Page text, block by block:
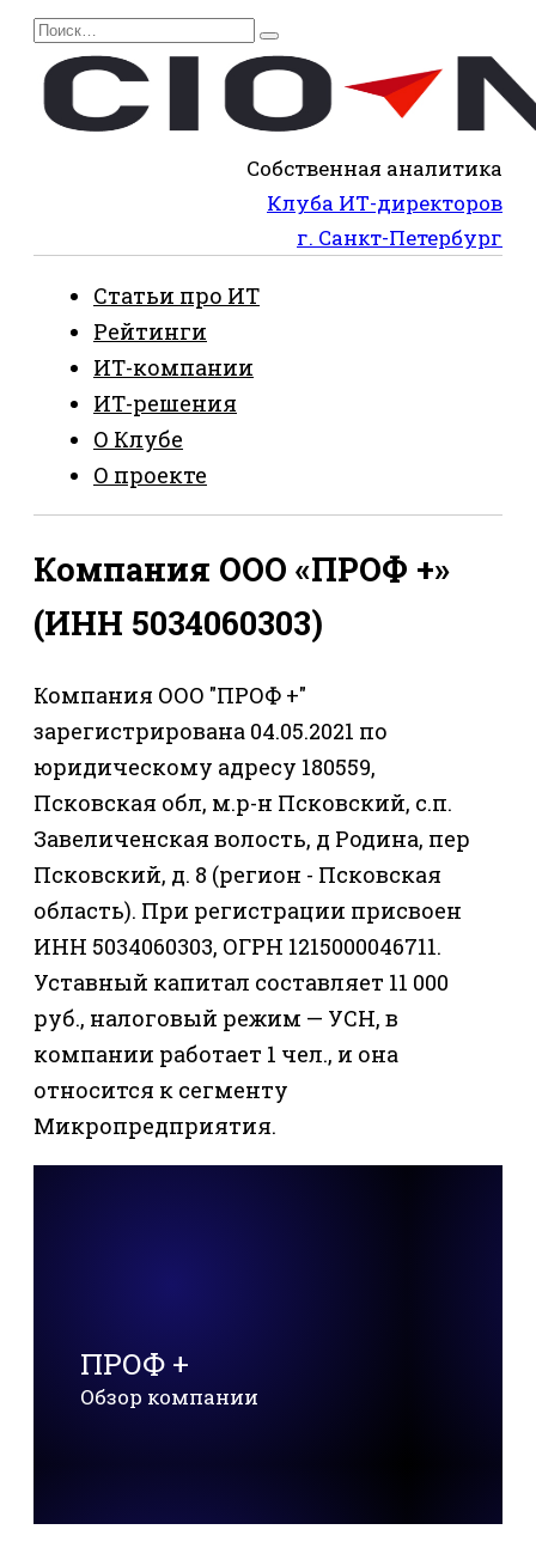
Перейти
содержанию
Search
for:
Собственная аналитика
Клуба ИТ-директоров
г. Санкт-Петербург
Статьи про ИТ
Рейтинги
ИТ-компании
ИТ-решения
О Клубе
О проекте
Компания ООО «ПРОФ +»
(ИНН 5034060303)
Компания ООО "ПРОФ +"
зарегистрирована 04.05.2021 по
юридическому адресу 180559,
Псковская обл, м.р-н Псковский, с.п.
Завеличенская волость, д Родина, пер
Псковский, д. 8 (регион - Псковская
область). При регистрации присвоен
ИНН 5034060303, ОГРН 1215000046711.
Уставный капитал составляет 11 000
руб., налоговый режим — УСН, в
компании работает 1 чел., и она
относится к сегменту
Микропредприятия.
ПРОФ +
Обзор компании